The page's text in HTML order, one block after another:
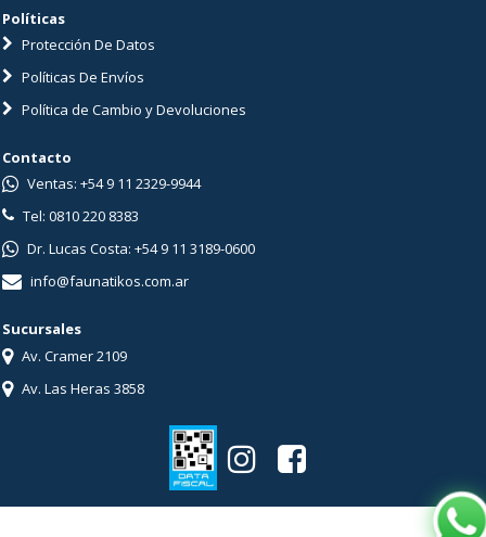
Políticas
Protección De Datos
Políticas De Envíos
Política de Cambio y Devoluciones
Contacto
Ventas: +54 9 11 2329-9944
Tel: 0810 220 8383
Dr. Lucas Costa: +54 9 11 3189-0600
info@faunatikos.com.ar
Sucursales
Av. Cramer 2109
Av. Las Heras 3858